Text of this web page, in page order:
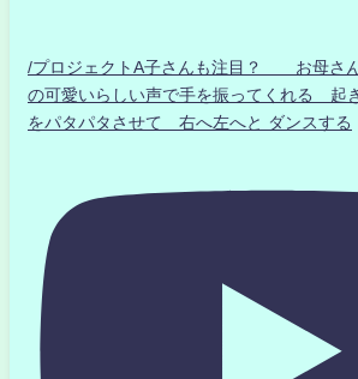
/プロジェクトA子さんも注目？ お母さ
の可愛いらしい声で手を振ってくれる 起
をパタパタさせて 右へ左へと ダンスする